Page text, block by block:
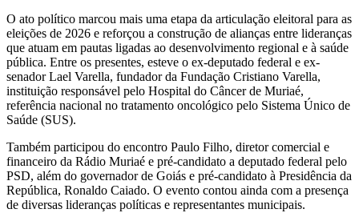
O ato político marcou mais uma etapa da articulação eleitoral para as
eleições de 2026 e reforçou a construção de alianças entre lideranças
que atuam em pautas ligadas ao desenvolvimento regional e à saúde
pública. Entre os presentes, esteve o ex-deputado federal e ex-
senador Lael Varella, fundador da Fundação Cristiano Varella,
instituição responsável pelo Hospital do Câncer de Muriaé,
referência nacional no tratamento oncológico pelo Sistema Único de
Saúde (SUS).
Também participou do encontro Paulo Filho, diretor comercial e
financeiro da Rádio Muriaé e pré-candidato a deputado federal pelo
PSD, além do governador de Goiás e pré-candidato à Presidência da
República, Ronaldo Caiado. O evento contou ainda com a presença
de diversas lideranças políticas e representantes municipais.